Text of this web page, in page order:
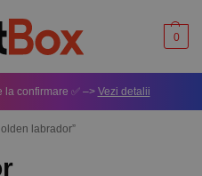
0
confirmare ✅ –> Vezi detalii
labrador”